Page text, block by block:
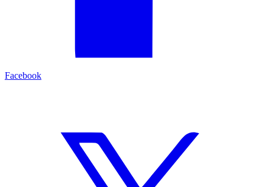
Facebook